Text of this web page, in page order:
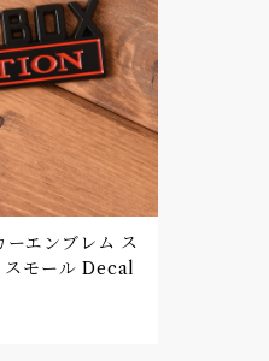
エンブレム ス
モール Decal